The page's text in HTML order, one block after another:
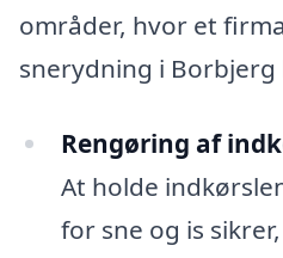
områder, hvor et
snerydning i Borbjerg
Rengøring af
At holde
for sne og is